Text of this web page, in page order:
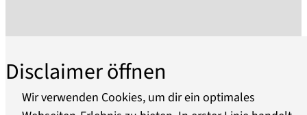
deutschen Einheit 1871 bis zur deutschen
Einheit 1990.
Die DDR Geschichte von 1945 SBZ bis 1990,
Disclaimer öffnen
Wir verwenden Cookies, um dir ein optimales